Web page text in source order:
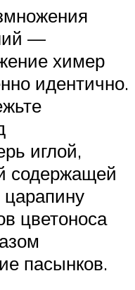
—
химер
идентично.
иглой,
содержащей
царапину
цветоноса
пасынков.